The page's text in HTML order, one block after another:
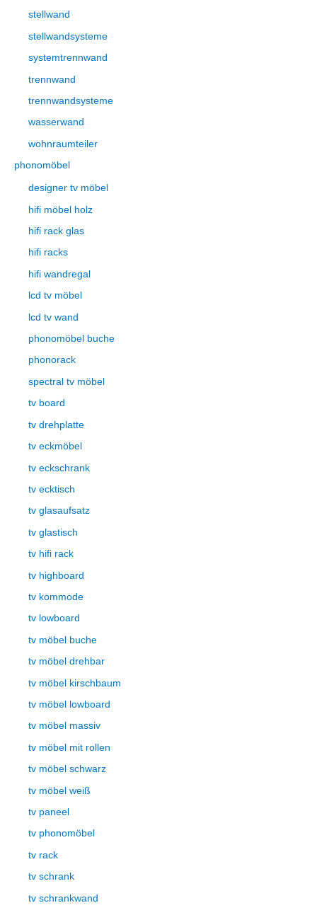
stellwand
stellwandsysteme
systemtrennwand
trennwand
trennwandsysteme
wasserwand
wohnraumteiler
phonomöbel
designer tv möbel
hifi möbel holz
hifi rack glas
hifi racks
hifi wandregal
lcd tv möbel
lcd tv wand
phonomöbel buche
phonorack
spectral tv möbel
tv board
tv drehplatte
tv eckmöbel
tv eckschrank
tv ecktisch
tv glasaufsatz
tv glastisch
tv hifi rack
tv highboard
tv kommode
tv lowboard
tv möbel buche
tv möbel drehbar
tv möbel kirschbaum
tv möbel lowboard
tv möbel massiv
tv möbel mit rollen
tv möbel schwarz
tv möbel weiß
tv paneel
tv phonomöbel
tv rack
tv schrank
tv schrankwand